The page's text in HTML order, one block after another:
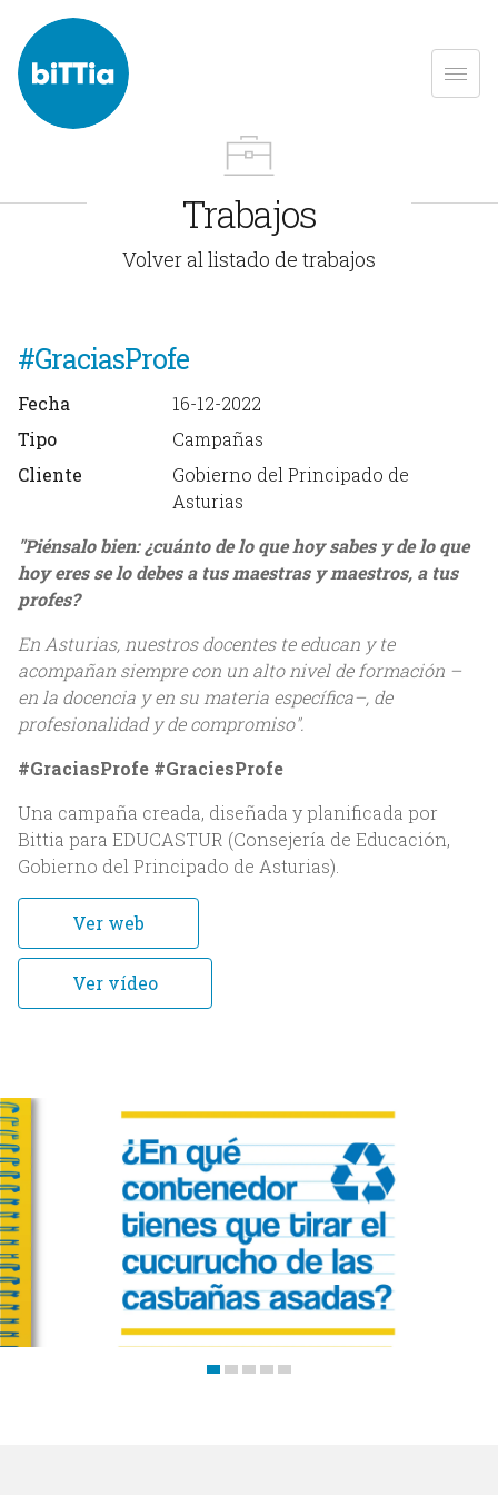
Inicio
Nosotros
Acerca de Bittia
Contacto
Trabajos
Volver al listado de trabajos
#GraciasProfe
Fecha
16-12-2022
Tipo
Campañas
Cliente
Gobierno del Principado de
Asturias
"Piénsalo bien: ¿cuánto de lo que hoy sabes y de lo que
hoy eres se lo debes a tus maestras y maestros, a tus
profes?
En Asturias, nuestros docentes te educan y te
acompañan siempre con un alto nivel de formación –
en la docencia y en su materia específica–, de
profesionalidad y de compromiso".
#GraciasProfe #GraciesProfe
Una campaña creada, diseñada y planificada por
Bittia para EDUCASTUR (Consejería de Educación,
Gobierno del Principado de Asturias).
Ver web
Ver vídeo